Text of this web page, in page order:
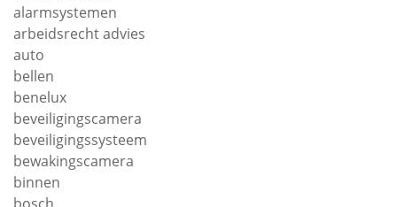
alarmsystemen
arbeidsrecht advies
auto
bellen
benelux
beveiligingscamera
beveiligingssysteem
bewakingscamera
binnen